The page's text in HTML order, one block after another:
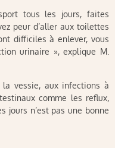
tous les jours, faites
peur d’aller aux toilettes
difficiles à enlever, vous
urinaire », explique M.
vessie, aux infections à
comme les reflux,
jours n’est pas une bonne